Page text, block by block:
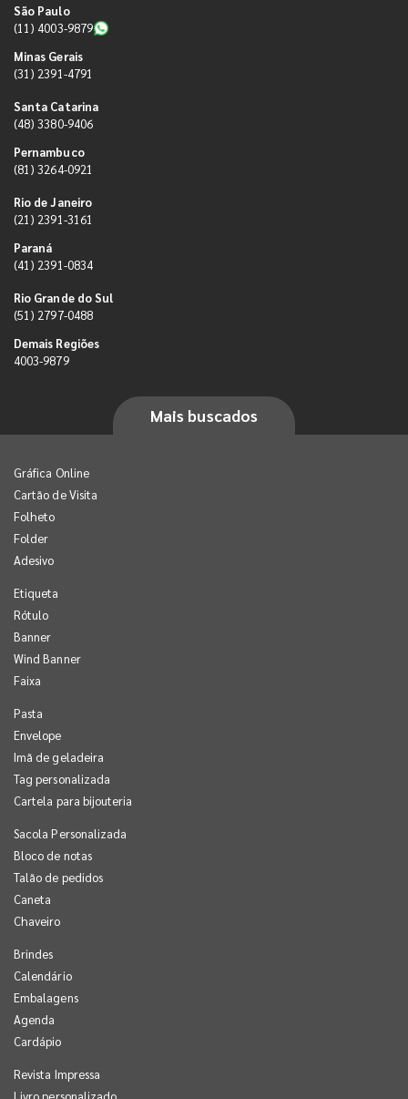
São Paulo
(11) 4003-9879
Minas Gerais
(31) 2391-4791
Santa Catarina
(48) 3380-9406
Pernambuco
(81) 3264-0921
Rio de Janeiro
(21) 2391-3161
Paraná
(41) 2391-0834
Rio Grande do Sul
(51) 2797-0488
Demais Regiões
4003-9879
Mais buscados
Gráfica Online
Cartão de Visita
Folheto
Folder
Adesivo
Etiqueta
Rótulo
Banner
Wind Banner
Faixa
Pasta
Envelope
Imã de geladeira
Tag personalizada
Cartela para bijouteria
Sacola Personalizada
Bloco de notas
Talão de pedidos
Caneta
Chaveiro
Brindes
Calendário
Embalagens
Agenda
Cardápio
Revista Impressa